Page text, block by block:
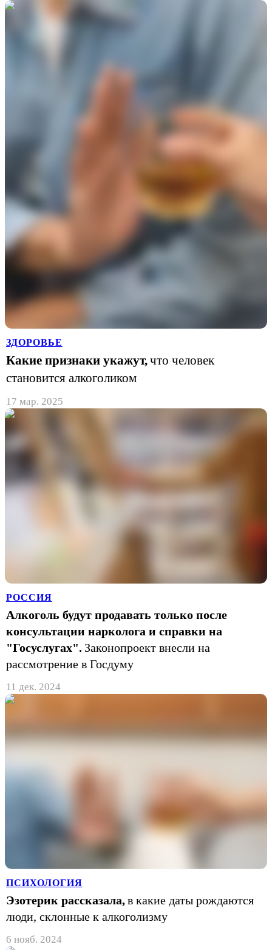
ЗДОРОВЬЕ
Какие признаки укажут,что человек
становится алкоголиком
17 мар. 2025
РОССИЯ
Алкоголь будут продавать только после
консультации нарколога и справки на
"Госуслугах". Законопроект внесли на
рассмотрение в Госдуму
11 дек. 2024
ПСИХОЛОГИЯ
Эзотерик рассказала,в какие даты рождаются
люди, склонные к алкоголизму
6 нояб. 2024